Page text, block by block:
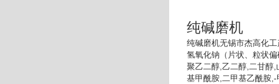
纯碱磨机
纯碱磨机无锡市杰高化
氢氧化钠（片状、粒状
聚乙二醇,乙二醇,二甘醇
基甲酰胺,二甲基乙酰胺